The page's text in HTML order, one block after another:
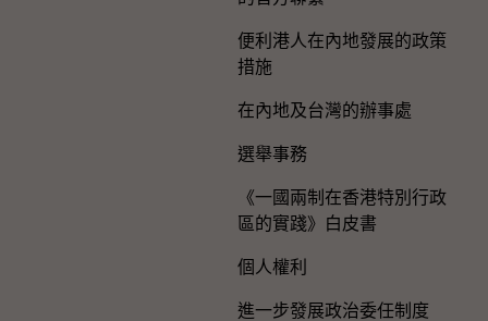
便利港人在內地發展的政策
措施
在內地及台灣的辦事處
選舉事務
《一國兩制在香港特別行政
區的實踐》白皮書
個人權利
進一步發展政治委任制度